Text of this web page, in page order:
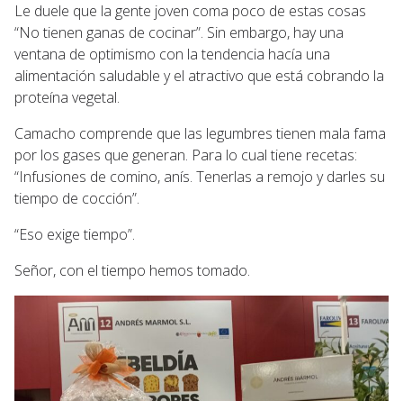
Le duele que la gente joven coma poco de estas cosas
“No tienen ganas de cocinar”. Sin embargo, hay una
ventana de optimismo con la tendencia hacía una
alimentación saludable y el atractivo que está cobrando la
proteína vegetal.
Camacho comprende que las legumbres tienen mala fama
por los gases que generan. Para lo cual tiene recetas:
“Infusiones de comino, anís. Tenerlas a remojo y darles su
tiempo de cocción”.
“Eso exige tiempo”.
Señor, con el tiempo hemos tomado.